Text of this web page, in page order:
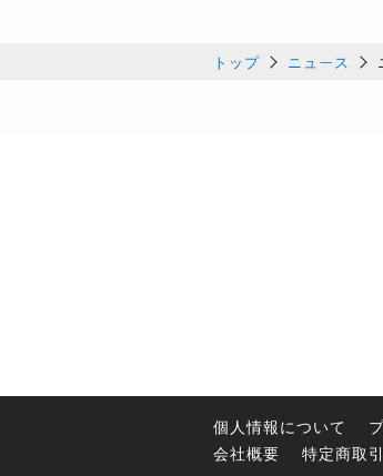
トップ ニュース
個人情報について
会社概要
特定商取